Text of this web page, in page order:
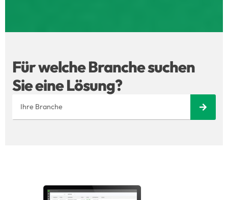
Für welche Branche suchen
Sie eine Lösung?